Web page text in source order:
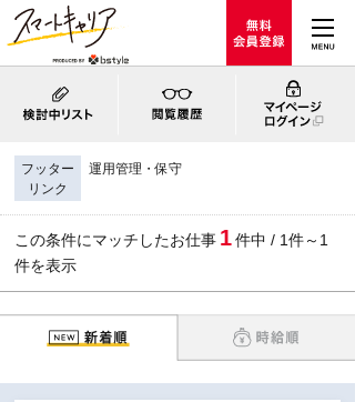
フッター
リンク
運用管理・保守
この条件にマッチしたお仕事 1件中 / 1件～1
件を表示